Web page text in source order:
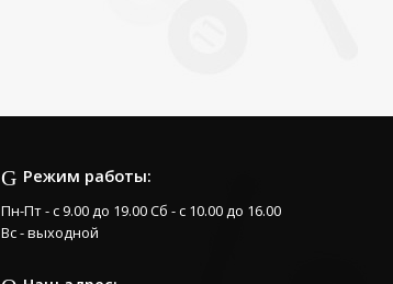
Режим работы:
Пн-Пт - с 9.00 до 19.00 Сб - с 10.00 до 16.00
Вс - выходной